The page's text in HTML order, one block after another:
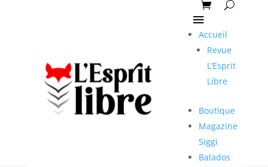
Accueil
Revue
L’Esprit
Libre
Boutique
Magazine
Siggi
Balados